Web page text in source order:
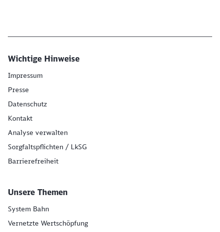
Wichtige Hinweise
Impressum
Presse
Datenschutz
Kontakt
Analyse verwalten
Sorgfaltspflichten / LkSG
Barrierefreiheit
Unsere Themen
System Bahn
Vernetzte Wertschöpfung